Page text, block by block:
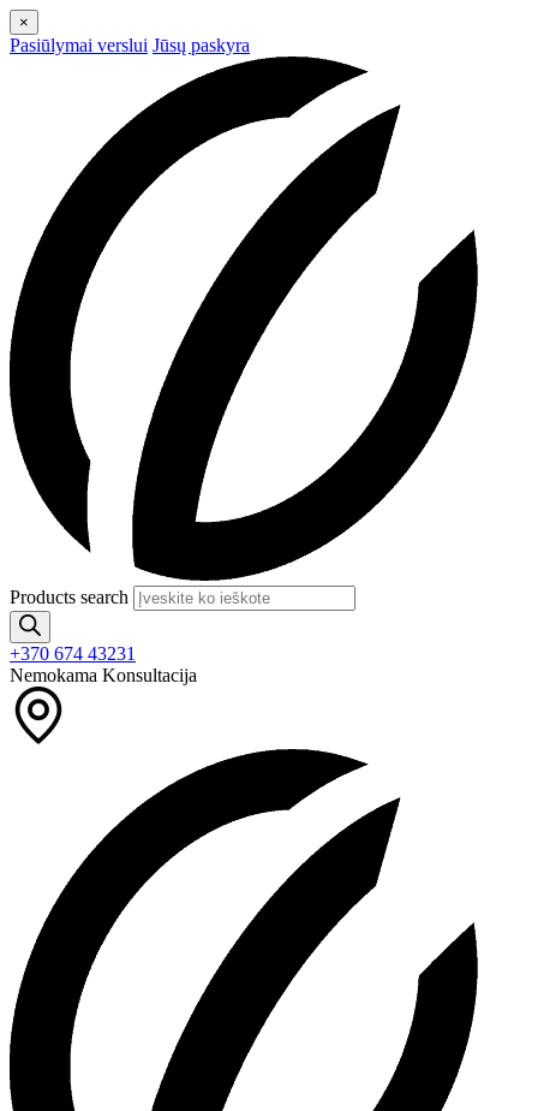
×
Pasiūlymai verslui Jūsų paskyra
Products search
+370 674 43231
Nemokama Konsultacija